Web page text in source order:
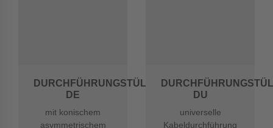
DURCHFÜHRUNGSTÜLLEN
DE
mit konischem
asymmetrischem
DU
universelle
Kabeldurchführung